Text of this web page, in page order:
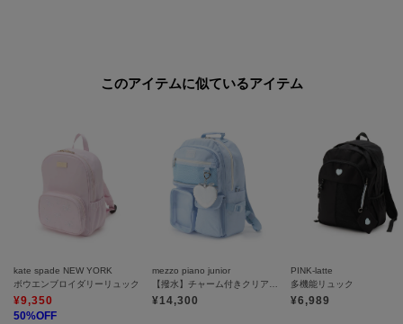
このアイテムに似ているアイテム
kate spade NEW YORK
ボウエンブロイダリーリュック
¥9,350
50%OFF
mezzo piano junior
¥14,300
PINK-latte
多機能リュック
¥6,989